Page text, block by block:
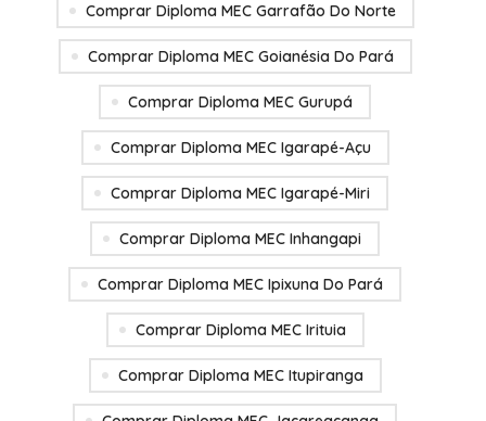
Comprar Diploma MEC Garrafão Do Norte
Comprar Diploma MEC Goianésia Do Pará
Comprar Diploma MEC Gurupá
Comprar Diploma MEC Igarapé-Açu
Comprar Diploma MEC Igarapé-Miri
Comprar Diploma MEC Inhangapi
Comprar Diploma MEC Ipixuna Do Pará
Comprar Diploma MEC Irituia
Comprar Diploma MEC Itupiranga